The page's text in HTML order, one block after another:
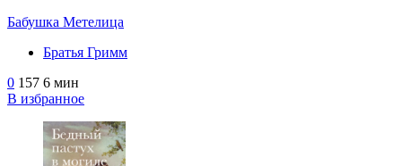
Бабушка Метелица
Братья Гримм
0 157 6 мин
В избранное